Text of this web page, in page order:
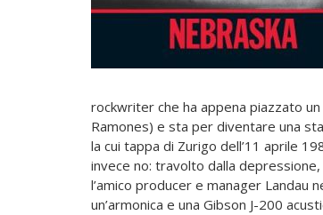
rockwriter che ha appena piazzato
Ramones) e sta per diventare una
la cui tappa di Zurigo dell’11 aprile
invece no: travolto dalla
l’amico producer e manager Landau
un’armonica e una Gibson J-200